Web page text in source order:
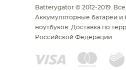
Batterygator © 2012-2019.
Аккумуляторные батареи и
ноутбуков. Доставка по
Российской Федерации